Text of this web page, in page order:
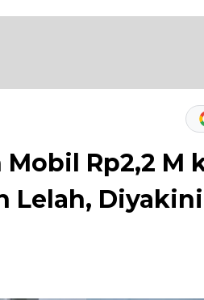
Rp2,2 M
Lelah,